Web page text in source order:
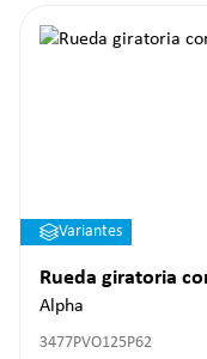
Variantes
Rueda giratoria
Alpha
3477PVO125P62